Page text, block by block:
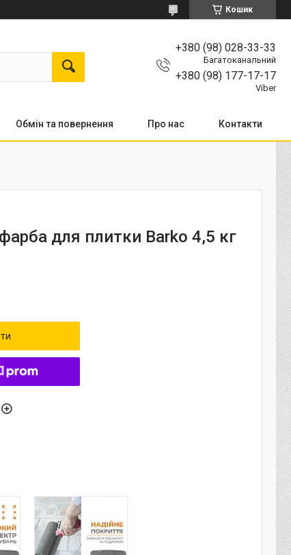
Кошик
+380 (98) 028-33-33
Багатоканальний
+380 (98) 177-17-17
Viber
Обмін та повернення Про нас Контакти
для плитки Barko 4,5 кг